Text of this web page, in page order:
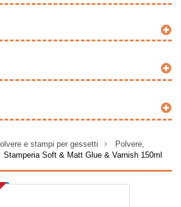
e stampi per gessetti >
Polvere,
Stamperia Soft & Matt Glue & Varnish 150ml